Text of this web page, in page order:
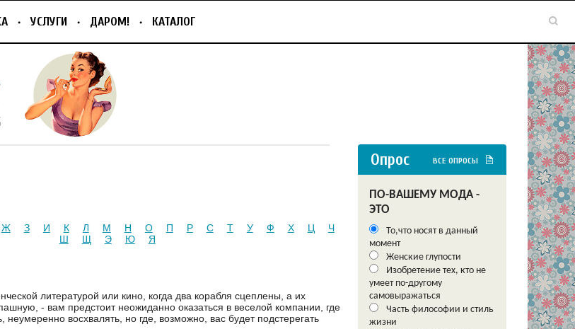
УСЛУГИ ДАРОМ! КАТАЛОГ
Ж З И К Л М Н О П Р С Т У Ф Х Ц
Ч
Ш
Щ Э Ю Я
литературой или кино, когда два корабля сцеплены, а их
- вам предстоит неожиданно оказаться в веселой компании, где
неумеренно восхвалять, но где, возможно, вас будет подстерегать
Опрос ВСЕ ОПРОСЫ
ПО-ВАШЕМУ МОДА -
ЭТО
То,что носят в данный
момент
Женские глупости
Изобретение тех, кто не
умеет по-другому
самовыражаться
Часть философии и стиль
жизни